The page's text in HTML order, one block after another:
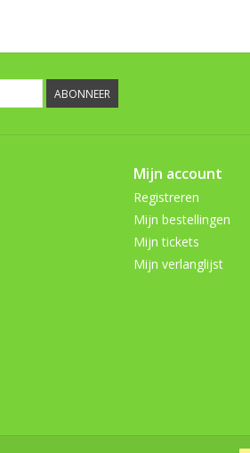
ABONNEER
Mijn account
Registreren
Mijn bestellingen
Mijn tickets
Mijn verlanglijst